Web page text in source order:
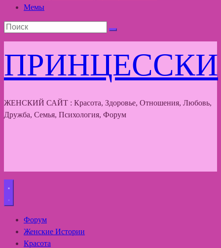
Мемы
ПРИНЦЕССКИ
ЖЕНСКИЙ САЙТ : Красота, Здоровье, Отношения, Любовь,
Дружба, Семья, Психология, Форум
Форум
Женские Истории
Красота